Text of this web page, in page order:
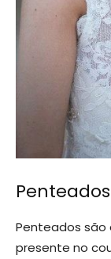
Penteados
Penteados
presente no